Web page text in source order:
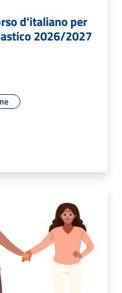
d'italiano per
2026/2027